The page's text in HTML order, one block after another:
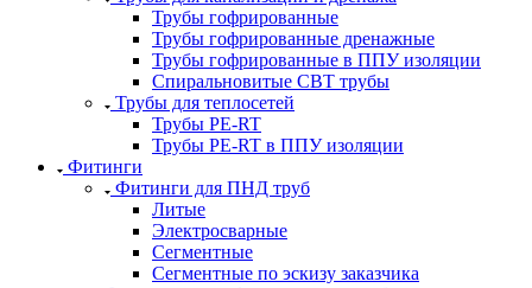
Трубы гофрированные
Трубы гофрированные дренажные
Трубы гофрированные в ППУ изоляции
Спиральновитые СВТ трубы
Трубы для теплосетей
Трубы PE-RT
Трубы PE-RT в ППУ изоляции
Фитинги
Фитинги для ПНД труб
Литые
Электросварные
Сегментные
Сегментные по эскизу заказчика